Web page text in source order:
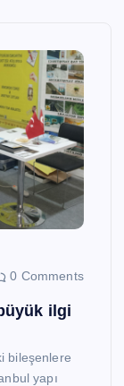
0 Comments
ilgi
bileşenlere
yapı